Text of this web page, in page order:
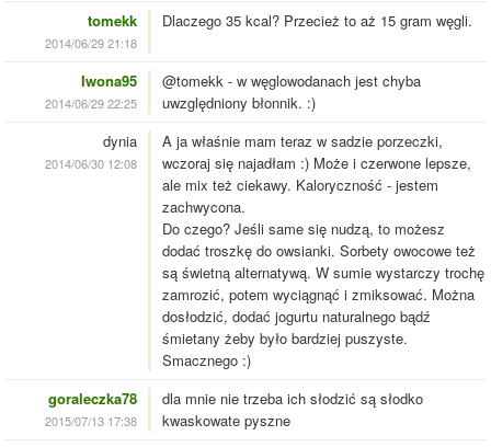
tomekk
2014/06/29 21:18
Dlaczego 35 kcal? Przecież to aż 15 gram węgli.
Iwona95
2014/06/29 22:25
@tomekk - w węglowodanach jest chyba
uwzględniony błonnik. :)
dynia
2014/06/30 12:08
A ja właśnie mam teraz w sadzie porzeczki,
wczoraj się najadłam :) Może i czerwone lepsze,
ale mix też ciekawy. Kaloryczność - jestem
zachwycona.
Do czego? Jeśli same się nudzą, to możesz
dodać troszkę do owsianki. Sorbety owocowe też
są świetną alternatywą. W sumie wystarczy trochę
zamrozić, potem wyciągnąć i zmiksować. Można
dosłodzić, dodać jogurtu naturalnego bądź
śmietany żeby było bardziej puszyste.
Smacznego :)
goraleczka78
2015/07/13 17:38
dla mnie nie trzeba ich słodzić są słodko
kwaskowate pyszne